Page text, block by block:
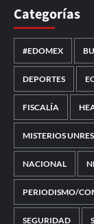
Categorías
#EDOMEX
DEPORTES
FISCALÍA
MISTERIOS
NACIONAL
PERIODISMO/
SEGURIDAD